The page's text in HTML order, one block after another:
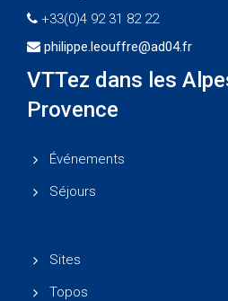
+33(0)4 92 31 82 22
philippe.leouffre@ad04.fr
VTTez dans les
Provence
Événements
Séjours
Sites
Topos